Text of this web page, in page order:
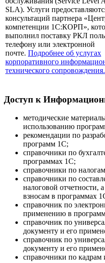
SLA). Услуги
консультаций партнера
компетенции 1С:КОРП»,
выполнил поставку РКЛ
телефону или электронной
почте. Подробнее об услугах
корпоративного
технического сопровождения.
Доступ к
методические
использованию
рекомендации по
программ 1С;
справочники по
программах 1С;
справочники по
справочники по
налоговой отчетности,
взносам в программах
справочник по
применению в
справочник по
документу и его
справочник по
документу и его
справочники по кадрам